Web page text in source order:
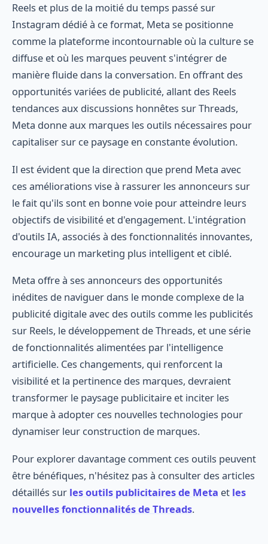
Reels et plus de la moitié du temps passé sur
Instagram dédié à ce format, Meta se positionne
comme la plateforme incontournable où la culture se
diffuse et où les marques peuvent s'intégrer de
manière fluide dans la conversation. En offrant des
opportunités variées de publicité, allant des Reels
tendances aux discussions honnêtes sur Threads,
Meta donne aux marques les outils nécessaires pour
capitaliser sur ce paysage en constante évolution.
Il est évident que la direction que prend Meta avec
ces améliorations vise à rassurer les annonceurs sur
le fait qu'ils sont en bonne voie pour atteindre leurs
objectifs de visibilité et d'engagement. L'intégration
d'outils IA, associés à des fonctionnalités innovantes,
encourage un marketing plus intelligent et ciblé.
Meta offre à ses annonceurs des opportunités
inédites de naviguer dans le monde complexe de la
publicité digitale avec des outils comme les publicités
sur Reels, le développement de Threads, et une série
de fonctionnalités alimentées par l'intelligence
artificielle. Ces changements, qui renforcent la
visibilité et la pertinence des marques, devraient
transformer le paysage publicitaire et inciter les
marque à adopter ces nouvelles technologies pour
dynamiser leur construction de marques.
Pour explorer davantage comment ces outils peuvent
être bénéfiques, n'hésitez pas à consulter des articles
détaillés sur les outils publicitaires de Meta et les
nouvelles fonctionnalités de Threads.